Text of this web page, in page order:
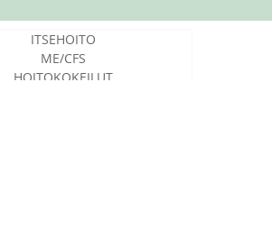
ITSEHOITO
ME/CFS
HOITOKOKEILUT